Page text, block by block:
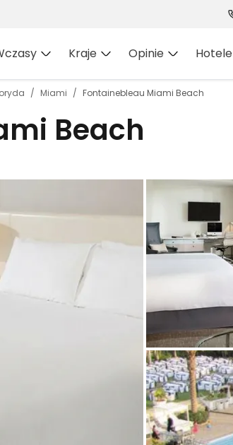
Kraje Opinie Hotele
Miami Fontainebleau Miami Beach
Beach